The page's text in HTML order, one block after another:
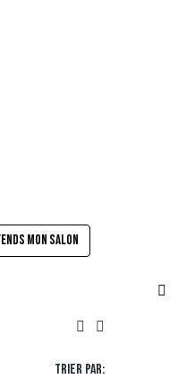
MON SALON
Trier par: